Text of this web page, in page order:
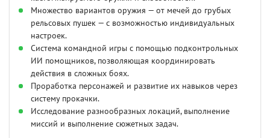
Множество вариантов оружия — от мечей до грубых
рельсовых пушек — с возможностью индивидуальных
настроек.
Система командной игры с помощью подконтрольных
ИИ помощников, позволяющая координировать
действия в сложных боях.
Проработка персонажей и развитие их навыков через
систему прокачки.
Исследование разнообразных локаций, выполнение
миссий и выполнение сюжетных задач.